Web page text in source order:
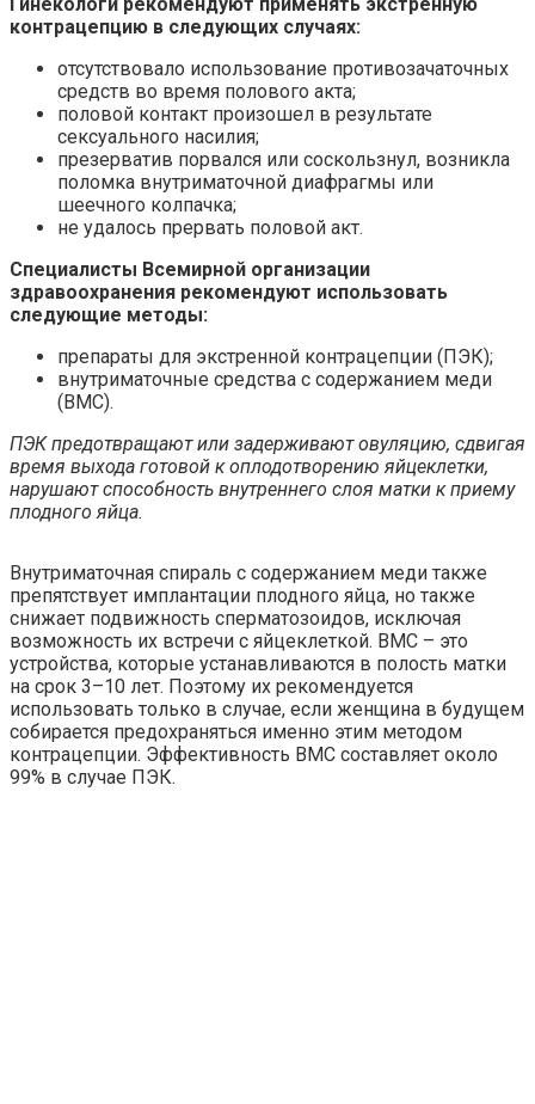
Гинекологи рекомендуют применять экстренную
контрацепцию в следующих случаях:
отсутствовало использование противозачаточных
средств во время полового акта;
половой контакт произошел в результате
сексуального насилия;
презерватив порвался или соскользнул, возникла
поломка внутриматочной диафрагмы или
шеечного колпачка;
не удалось прервать половой акт.
Специалисты Всемирной организации
здравоохранения рекомендуют использовать
следующие методы:
препараты для экстренной контрацепции (ПЭК);
внутриматочные средства с содержанием меди
(ВМС).
ПЭК предотвращают или задерживают овуляцию, сдвигая
время выхода готовой к оплодотворению яйцеклетки,
нарушают способность внутреннего слоя матки к приему
плодного яйца.
Внутриматочная спираль с содержанием меди также
препятствует имплантации плодного яйца, но также
снижает подвижность сперматозоидов, исключая
возможность их встречи с яйцеклеткой. ВМС – это
устройства, которые устанавливаются в полость матки
на срок 3–10 лет. Поэтому их рекомендуется
использовать только в случае, если женщина в будущем
собирается предохраняться именно этим методом
контрацепции. Эффективность ВМС составляет около
99% в случае ПЭК.